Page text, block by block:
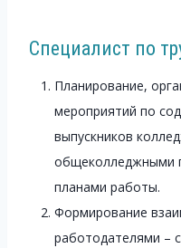
Специалист по
Планирование,
мероприятий по
выпускников
общеколледжными
планами работы.
Формирование
работодателями –